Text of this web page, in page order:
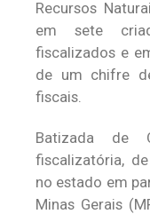
Recursos
em sete
fiscalizados e
de um chifre
fiscais.
Batizada de
fiscalizatória,
no estado em
Minas Gerais